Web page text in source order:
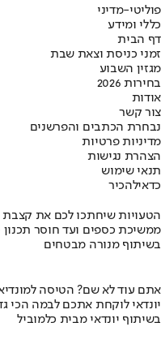
פוליטי-מדיני
כללי ומידע
דף הבית
זמני כניסת וצאת שבת
מגזין השבוע
בחירות 2026
אודות
צור קשר
נבחרת הכתבים והפרשנים
מדיניות פרטיות
הצהרת נגישות
תנאי שימוש
כדאילהכיר
הטעויות שיחתכו לכם את קצבת
ממשיכת כספים ועד חוסר
בשיתוף מנורה מבטחים
אתם עוד לא שם? הטיסה
יונדאי לוקחת אתכם לבמה הכי
בשיתוף יונדאי מבית כלמוביל